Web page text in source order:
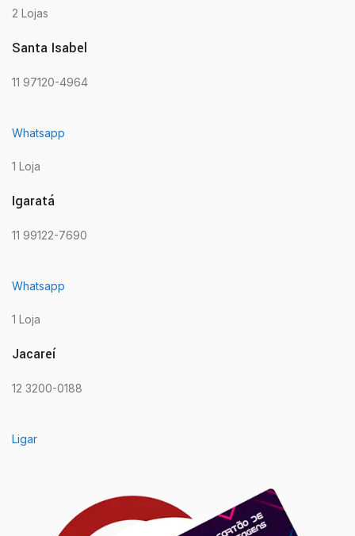
2 Lojas
Santa Isabel
11 97120-4964
Whatsapp
1 Loja
Igaratá
11 99122-7690
Whatsapp
1 Loja
Jacareí
12 3200-0188
Ligar